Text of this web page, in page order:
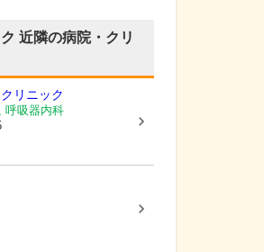
近隣の病院・クリ
リニック
呼吸器内科